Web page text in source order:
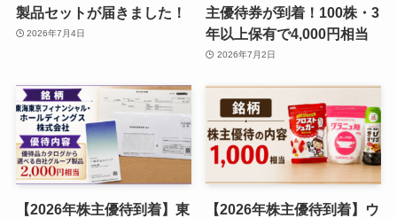
製品セットが届きました！
2026年7月4日
主優待券が到着！100株・3
年以上保有で4,000円相当
2026年7月2日
【2026年株主優待到着】東
【2026年株主優待到着】ウ